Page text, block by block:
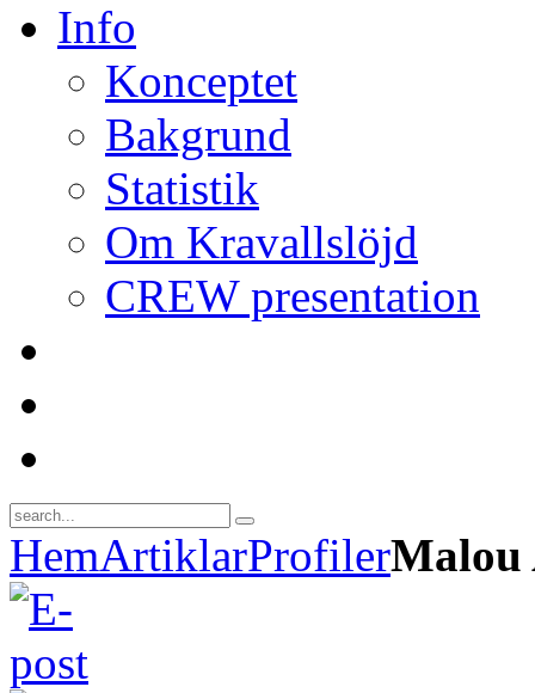
Info
Konceptet
Bakgrund
Statistik
Om Kravallslöjd
CREW presentation
HemArtiklarProfilerMalou